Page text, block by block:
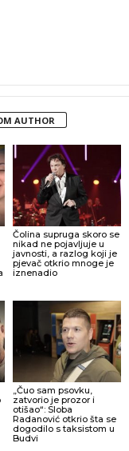
AUTHOR
Čolina supruga skoro se
nikad ne pojavljuje u
javnosti, a razlog koji je
pjevač otkrio mnoge je
iznenadio
„Čuo sam psovku,
zatvorio je prozor i
otišao“: Sloba
Radanović otkrio šta se
dogodilo s taksistom u
Budvi